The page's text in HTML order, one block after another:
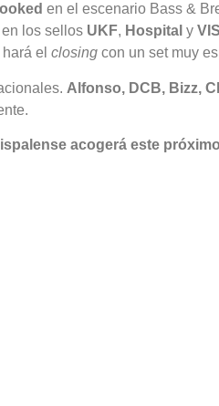
en el escenario Bass &
los sellos UKF, Hospital y
el closing con un set muy
Alfonso, DCB, Bizz,
acogerá este